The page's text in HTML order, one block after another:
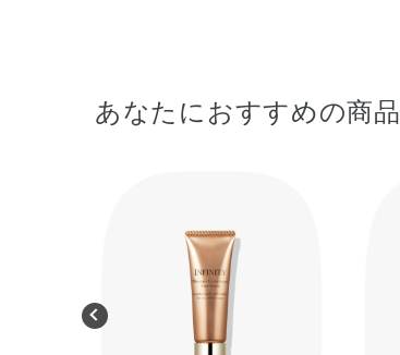
あなたにおすすめの商品